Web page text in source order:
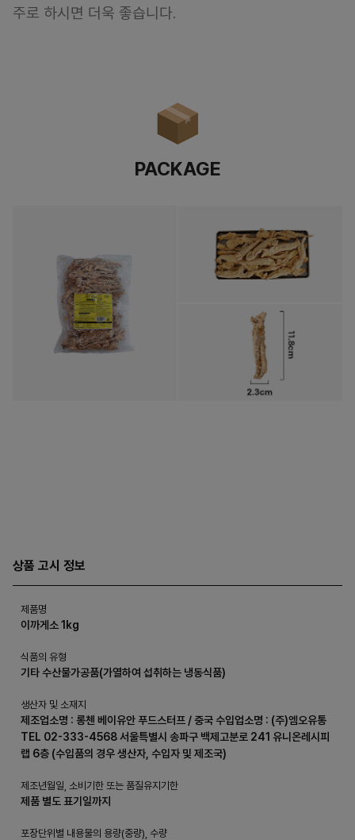
주로 하시면 더욱 좋습니다.
PACKAGE
상품 고시 정보
제품명
이까게소 1kg
식품의 유형
기타 수산물가공품(가열하여 섭취하는 냉동식품)
생산자 및 소재지
제조업소명 : 롱첸 베이유안 푸드스터프 / 중국 수입업소명 : (주)엠오유통
TEL 02-333-4568 서울특별시 송파구 백제고분로 241 유니온레시피
랩 6층 (수입품의 경우 생산자, 수입자 및 제조국)
제조년월일, 소비기한 또는 품질유지기한
제품 별도 표기일까지
포장단위별 내용물의 용량(중량), 수량